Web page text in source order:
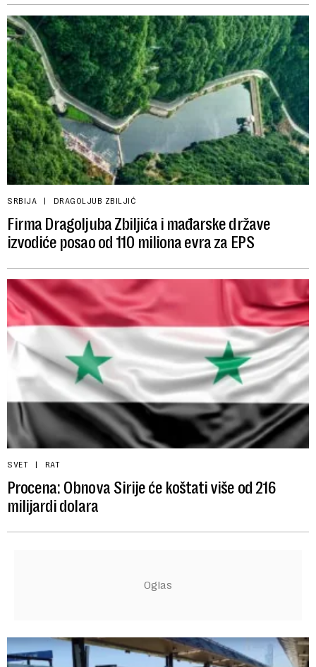
SRBIJA DRAGOLJUB ZBILJIĆ
Firma Dragoljuba Zbiljića i mađarske države
izvodiće posao od 110 miliona evra za EPS
SVET RAT
Procena: Obnova Sirije će koštati više od 216
milijardi dolara